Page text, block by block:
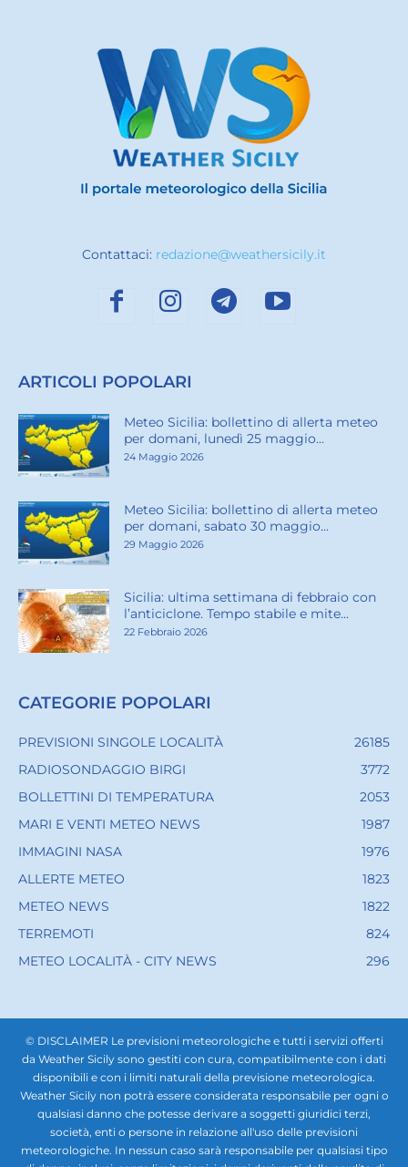
Contattaci: redazione@weathersicily.it
ARTICOLI POPOLARI
Meteo Sicilia: bollettino di allerta meteo
per domani, lunedì 25 maggio...
24 Maggio 2026
Meteo Sicilia: bollettino di allerta meteo
per domani, sabato 30 maggio...
29 Maggio 2026
Sicilia: ultima settimana di febbraio con
l’anticiclone. Tempo stabile e mite...
22 Febbraio 2026
CATEGORIE POPOLARI
PREVISIONI SINGOLE LOCALITÀ
26185
RADIOSONDAGGIO BIRGI
3772
BOLLETTINI DI TEMPERATURA
2053
MARI E VENTI METEO NEWS
1987
IMMAGINI NASA
1976
ALLERTE METEO
1823
METEO NEWS
1822
TERREMOTI
824
METEO LOCALITÀ - CITY NEWS
296
© DISCLAIMER Le previsioni meteorologiche e tutti i servizi offerti
da Weather Sicily sono gestiti con cura, compatibilmente con i dati
disponibili e con i limiti naturali della previsione meteorologica.
Weather Sicily non potrà essere considerata responsabile per ogni o
qualsiasi danno che potesse derivare a soggetti giuridici terzi,
società, enti o persone in relazione all'uso delle previsioni
meteorologiche. In nessun caso sarà responsabile per qualsiasi tipo